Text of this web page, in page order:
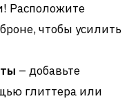
Расположите
чтобы усилить
– добавьте
глиттера или